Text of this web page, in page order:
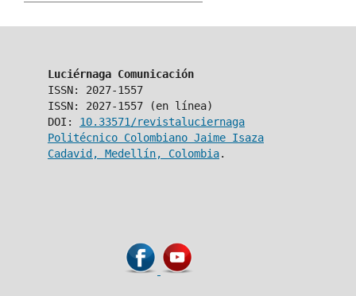
Luciérnaga Comunicación
ISSN: 2027-1557
ISSN: 2027-1557 (en línea)
DOI: 10.33571/revistaluciernaga
Politécnico Colombiano Jaime Isaza
Cadavid, Medellín, Colombia.